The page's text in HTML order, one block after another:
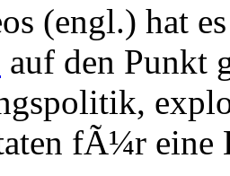
(engl.) hat
auf den Punkt
fÃ¼r eine